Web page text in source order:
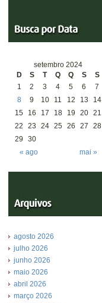
setembro 2024
D
S T Q Q S S
« ago mai »
1 2 3 4 5 6
7
8
9 10 11 12 13
14
15
16 17 18 19 20 21
22
23 24 25 26 27
28
29
30
agosto 2026
julho 2026
junho 2026
maio 2026
abril 2026
março 2026